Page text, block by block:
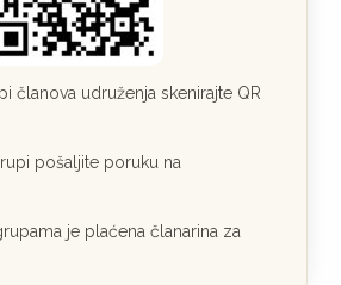
članova udruženja skenirajte QR
pošaljite poruku na
je plaćena članarina za